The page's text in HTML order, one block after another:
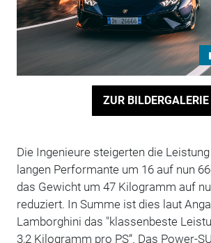
ZUR BILDERGALERIE
Die Ingenieure steigerten die
langen Performante um 16 auf nun
das Gewicht um 47 Kilogramm auf
reduziert. In Summe ist dies laut
Lamborghini das "klassenbeste
3,2 Kilogramm pro PS“. Das Power-